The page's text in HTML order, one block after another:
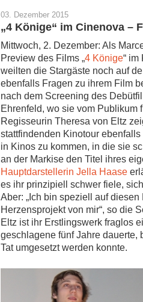
03. Dezember 2015
„4 Könige“ im Cinenova –
Mittwoch, 2. Dezember: Als
Preview des Films „4 Könige“
weilten die Stargäste noch auf
ebenfalls Fragen zu ihrem Film
nach dem Screening des
Ehrenfeld, wo sie vom Publikum
Regisseurin Theresa von Eltz
stattfindenden Kinotour
in Kinos zu kommen, in die sie
an der Markise den Titel ihres
Hauptdarstellerin Jella Haase
es ihr prinzipiell schwer fiele,
Aber: „Ich bin speziell auf
Herzensprojekt von mir“, so die
Eltz ist ihr Erstlingswerk fraglos
geschlagene fünf Jahre
Tat umgesetzt werden konnte.